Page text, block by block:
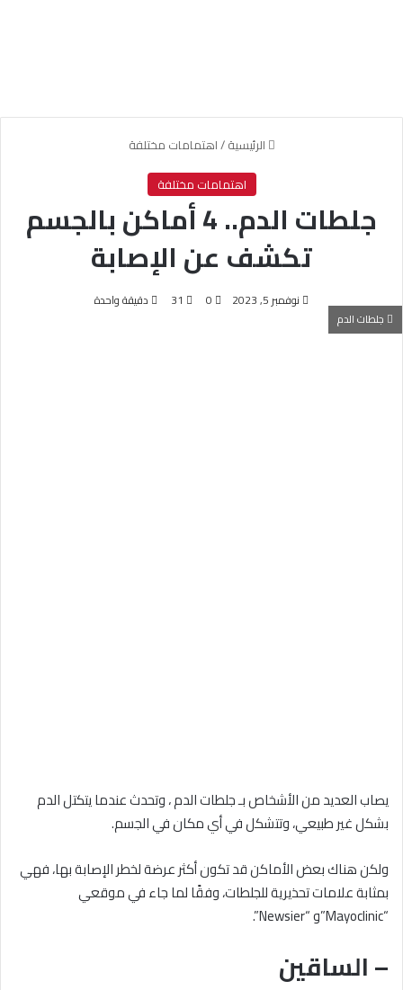
الرئيسية/اهتمامات مختلفة
اهتمامات مختلفة
جلطات الدم.. 4 أماكن بالجسم
تكشف عن الإصابة
نوفمبر 5, 2023 0
31 دقيقة واحدة
جلطات الدم
يصاب العديد من الأشخاص بـ جلطات الدم ، وتحدث عندما يتكتل الدم
بشكل غير طبيعي، وتتشكل في أي مكان في الجسم.
ولكن هناك بعض الأماكن قد تكون أكثر عرضة لخطر الإصابة بها، فهي
بمثابة علامات تحذيرية للجلطات، وفقًا لما جاء في موقعي
“Mayoclinic”و “Newsier”.
– الساقين